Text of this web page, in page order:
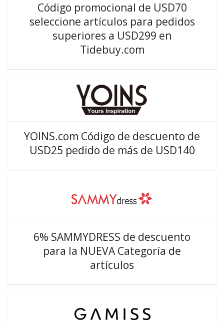
Código promocional de USD70
seleccione artículos para pedidos
superiores a USD299 en
Tidebuy.com
YOINS.com Código de descuento de
USD25 pedido de más de USD140
6% SAMMYDRESS de descuento
para la NUEVA Categoría de
artículos